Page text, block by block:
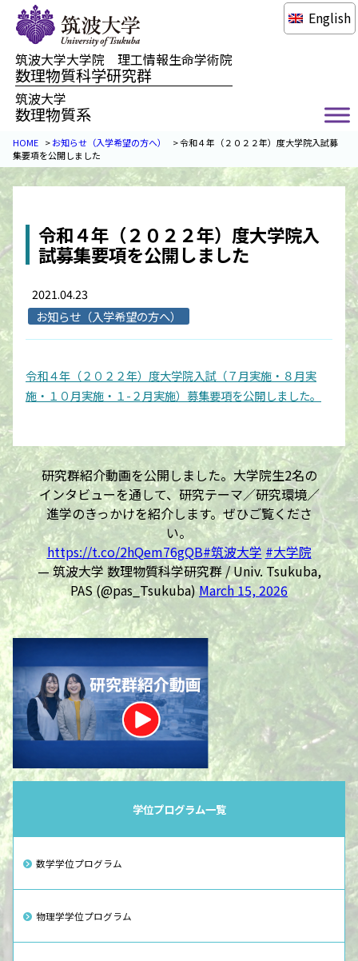
筑波大学大学院 理工情報生命学術院
数理物質科学研究群
筑波大学
数理物質系
English
HOME >お知らせ（入学希望の方へ） >令和４年（２０２２年）度大学院入試募
集要項を公開しました
令和４年（２０２２年）度大学院入
試募集要項を公開しました
2021.04.23
お知らせ（入学希望の方へ）
令和４年（２０２２年）度大学院入試（７月実施・８月実
施・１０月実施・１-２月実施）募集要項を公開しました。
研究群紹介動画を公開しました。大学院生2名の
インタビューを通して、研究テーマ／研究環境／
進学のきっかけを紹介します。ぜひご覧くださ
い。
https://t.co/2hQem76gQB#筑波大学 #大学院
— 筑波大学 数理物質科学研究群 / Univ. Tsukuba,
PAS (@pas_Tsukuba)March 15, 2026
学位プログラム一覧
数学学位プログラム
物理学学位プログラム